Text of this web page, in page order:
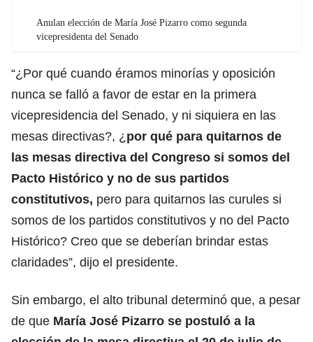
Anulan elección de María José Pizarro como segunda
vicepresidenta del Senado
“¿Por qué cuando éramos minorías y oposición
nunca se falló a favor de estar en la primera
vicepresidencia del Senado, y ni siquiera en las
mesas directivas?, ¿ por qué para quitarnos de
las mesas directiva del Congreso si somos del
Pacto Histórico y no de sus partidos
constitutivos, pero para quitarnos las curules si
somos de los partidos constitutivos y no del Pacto
Histórico? Creo que se deberían brindar estas
claridades”, dijo el presidente.
Sin embargo, el alto tribunal determinó que, a pesar
de que María José Pizarro se postuló a la